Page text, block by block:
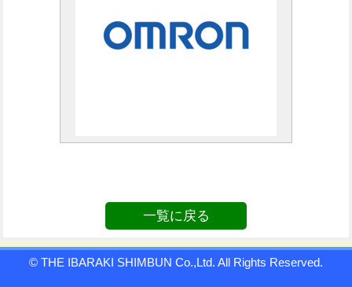
一覧に戻る
© THE IBARAKI SHIMBUN Co.,Ltd. All Rights Reserved.